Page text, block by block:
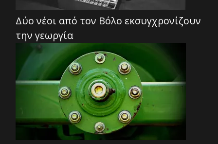
Δύο νέοι από τον Βόλο εκσυγχρονίζουν
την γεωργία